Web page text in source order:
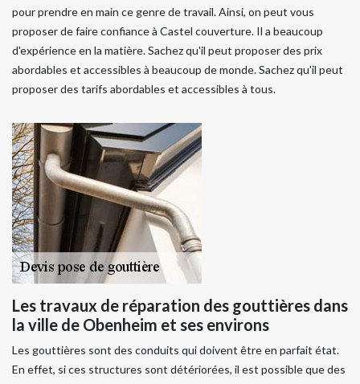
pour prendre en main ce genre de travail. Ainsi, on peut vous
proposer de faire confiance à Castel couverture. Il a beaucoup
d'expérience en la matière. Sachez qu'il peut proposer des prix
abordables et accessibles à beaucoup de monde. Sachez qu'il peut
proposer des tarifs abordables et accessibles à tous.
Les travaux de réparation des gouttières dans
la ville de Obenheim et ses environs
Les gouttières sont des conduits qui doivent être en parfait état.
En effet, si ces structures sont détériorées, il est possible que des